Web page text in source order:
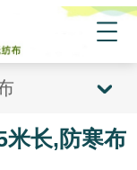
米长,防寒布